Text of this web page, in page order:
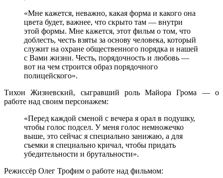
«Мне кажется, неважно, какая форма и какого она
цвета будет, важнее, что скрыто там — внутри
этой формы. Мне кажется, этот фильм о том, что
доблесть, честь взяты за основу человека, который
служит на охране общественного порядка и нашей
с Вами жизни. Честь, порядочность и любовь —
вот на чем строится образ порядочного
полицейского».
Тихон Жизневский, сыгравший роль Майора Грома — о
работе над своим персонажем:
«Перед каждой сменой с вечера я орал в подушку,
чтобы голос подсел. У меня голос немножечко
выше, это сейчас я специально занижаю, а для
съемки я специально кричал, чтобы придать
убедительности и брутальности».
Режиссёр Олег Трофим о работе над фильмом: